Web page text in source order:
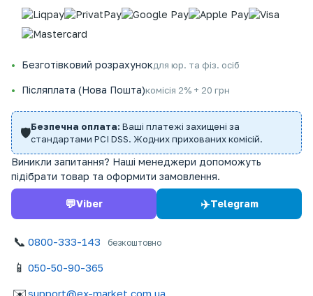
Безготівковий розрахунокдля юр. та фіз. осіб
Післяплата (Нова Пошта)комісія 2% + 20 грн
🛡️Безпечна оплата: Ваші платежі захищені за
стандартами PCI DSS. Жодних прихованих комісій.
Виникли запитання? Наші менеджери допоможуть
підібрати товар та оформити замовлення.
💬Viber ✈️Telegram
📞 0800-333-143 безкоштовно
📱 050-50-90-365
support@ex-market.com.ua